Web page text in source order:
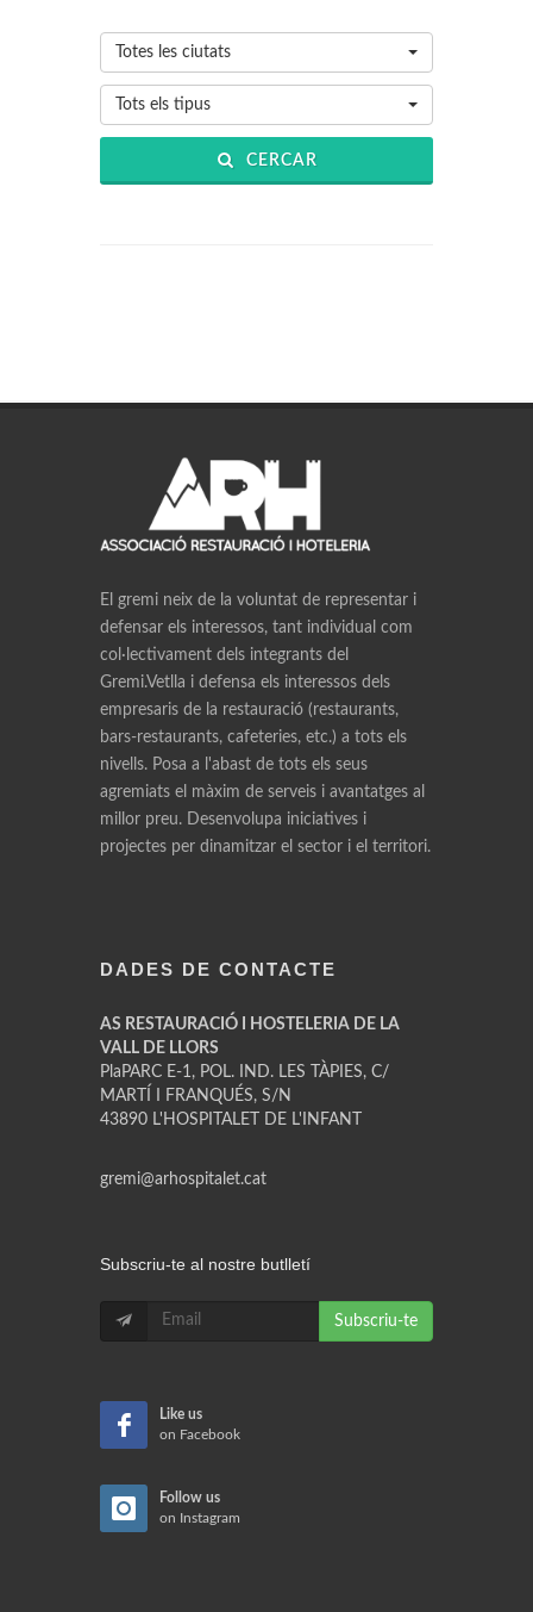
Totes les ciutats
Tots els tipus
CERCAR
El gremi neix de la voluntat de representar i
defensar els interessos, tant individual com
col·lectivament dels integrants del
Gremi.Vetlla i defensa els interessos dels
empresaris de la restauració (restaurants,
bars-restaurants, cafeteries, etc.) a tots els
nivells. Posa a l'abast de tots els seus
agremiats el màxim de serveis i avantatges al
millor preu. Desenvolupa iniciatives i
projectes per dinamitzar el sector i el territori.
DADES DE CONTACTE
AS RESTAURACIÓ I HOSTELERIA DE LA
VALL DE LLORS
PlaPARC E-1, POL. IND. LES TÀPIES, C/
MARTÍ I FRANQUÉS, S/N
43890 L'HOSPITALET DE L'INFANT
gremi@arhospitalet.cat
Subscriu-te al nostre butlletí
Subscriu-te
Like us
on Facebook
Follow us
on Instagram